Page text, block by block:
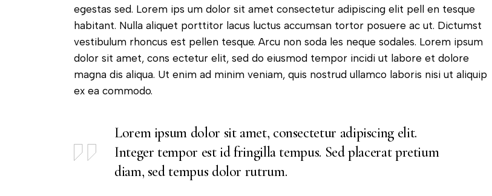
egestas sed. Lorem ips um dolor sit amet consectetur adipiscing elit pell en tesque
habitant. Nulla aliquet porttitor lacus luctus accumsan tortor posuere ac ut. Dictumst
vestibulum rhoncus est pellen tesque. Arcu non soda les neque sodales. Lorem ipsum
dolor sit amet, cons ectetur elit, sed do eiusmod tempor incidi ut labore et dolore
magna dis aliqua. Ut enim ad minim veniam, quis nostrud ullamco laboris nisi ut aliquip
ex ea commodo.
Lorem ipsum dolor sit amet, consectetur adipiscing elit.
Integer tempor est id fringilla tempus. Sed placerat pretium
diam, sed tempus dolor rutrum.